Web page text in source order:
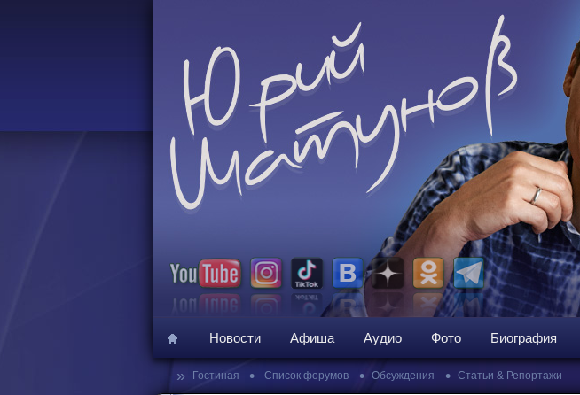
Новости Афиша Аудио Фото Биография
» Гостиная • Список форумов • Обсуждения • Статьи & Репортажи